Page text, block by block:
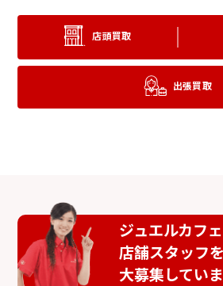
日本旅行 旅行券
近
店頭買取
出張買取
ジュエルカフ
店舗スタッフを
大募集してい